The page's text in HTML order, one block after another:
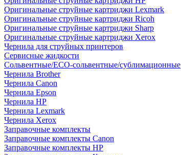
Оригинальные струйные картриджи Lexmark
Оригинальные струйные картриджи Ricoh
Оригинальные струйные картриджи Sharp
Оригинальные струйные картриджи Xerox
Чернила для струйных принтеров
Сервисные жидкости
Сольвентные/ECO-сольвентные/сублимационные
Чернила Brother
Чернила Canon
Чернила Epson
Чернила HP
Чернила Lexmark
Чернила Xerox
Заправочные комплекты
Заправочные комплекты Canon
Заправочные комплекты HP